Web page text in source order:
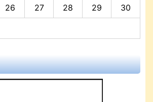
26 27 28 29 30